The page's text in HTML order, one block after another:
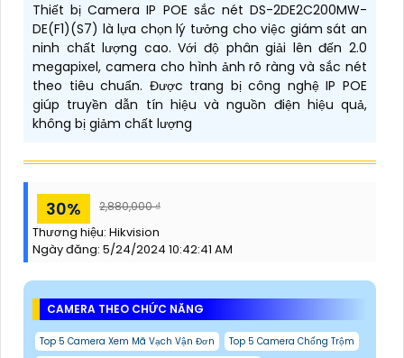
Thiết bị Camera IP POE sắc nét DS-2DE2C200MW-
DE(F1)(S7) là lựa chọn lý tưởng cho việc giám sát an
ninh chất lượng cao. Với độ phân giải lên đến 2.0
megapixel, camera cho hình ảnh rõ ràng và sắc nét
theo tiêu chuẩn. Được trang bị công nghệ IP POE
giúp truyền dẫn tín hiệu và nguồn điện hiệu quả,
không bị giảm chất lượng
30% 2,880,000 ₫
Thương hiệu: Hikvision
Ngày đăng: 5/24/2024 10:42:41 AM
CAMERA THEO CHỨC NĂNG
Top 5 Camera Xem Mã Vạch Vận Đơn
Top 5 Camera Chống Trộm